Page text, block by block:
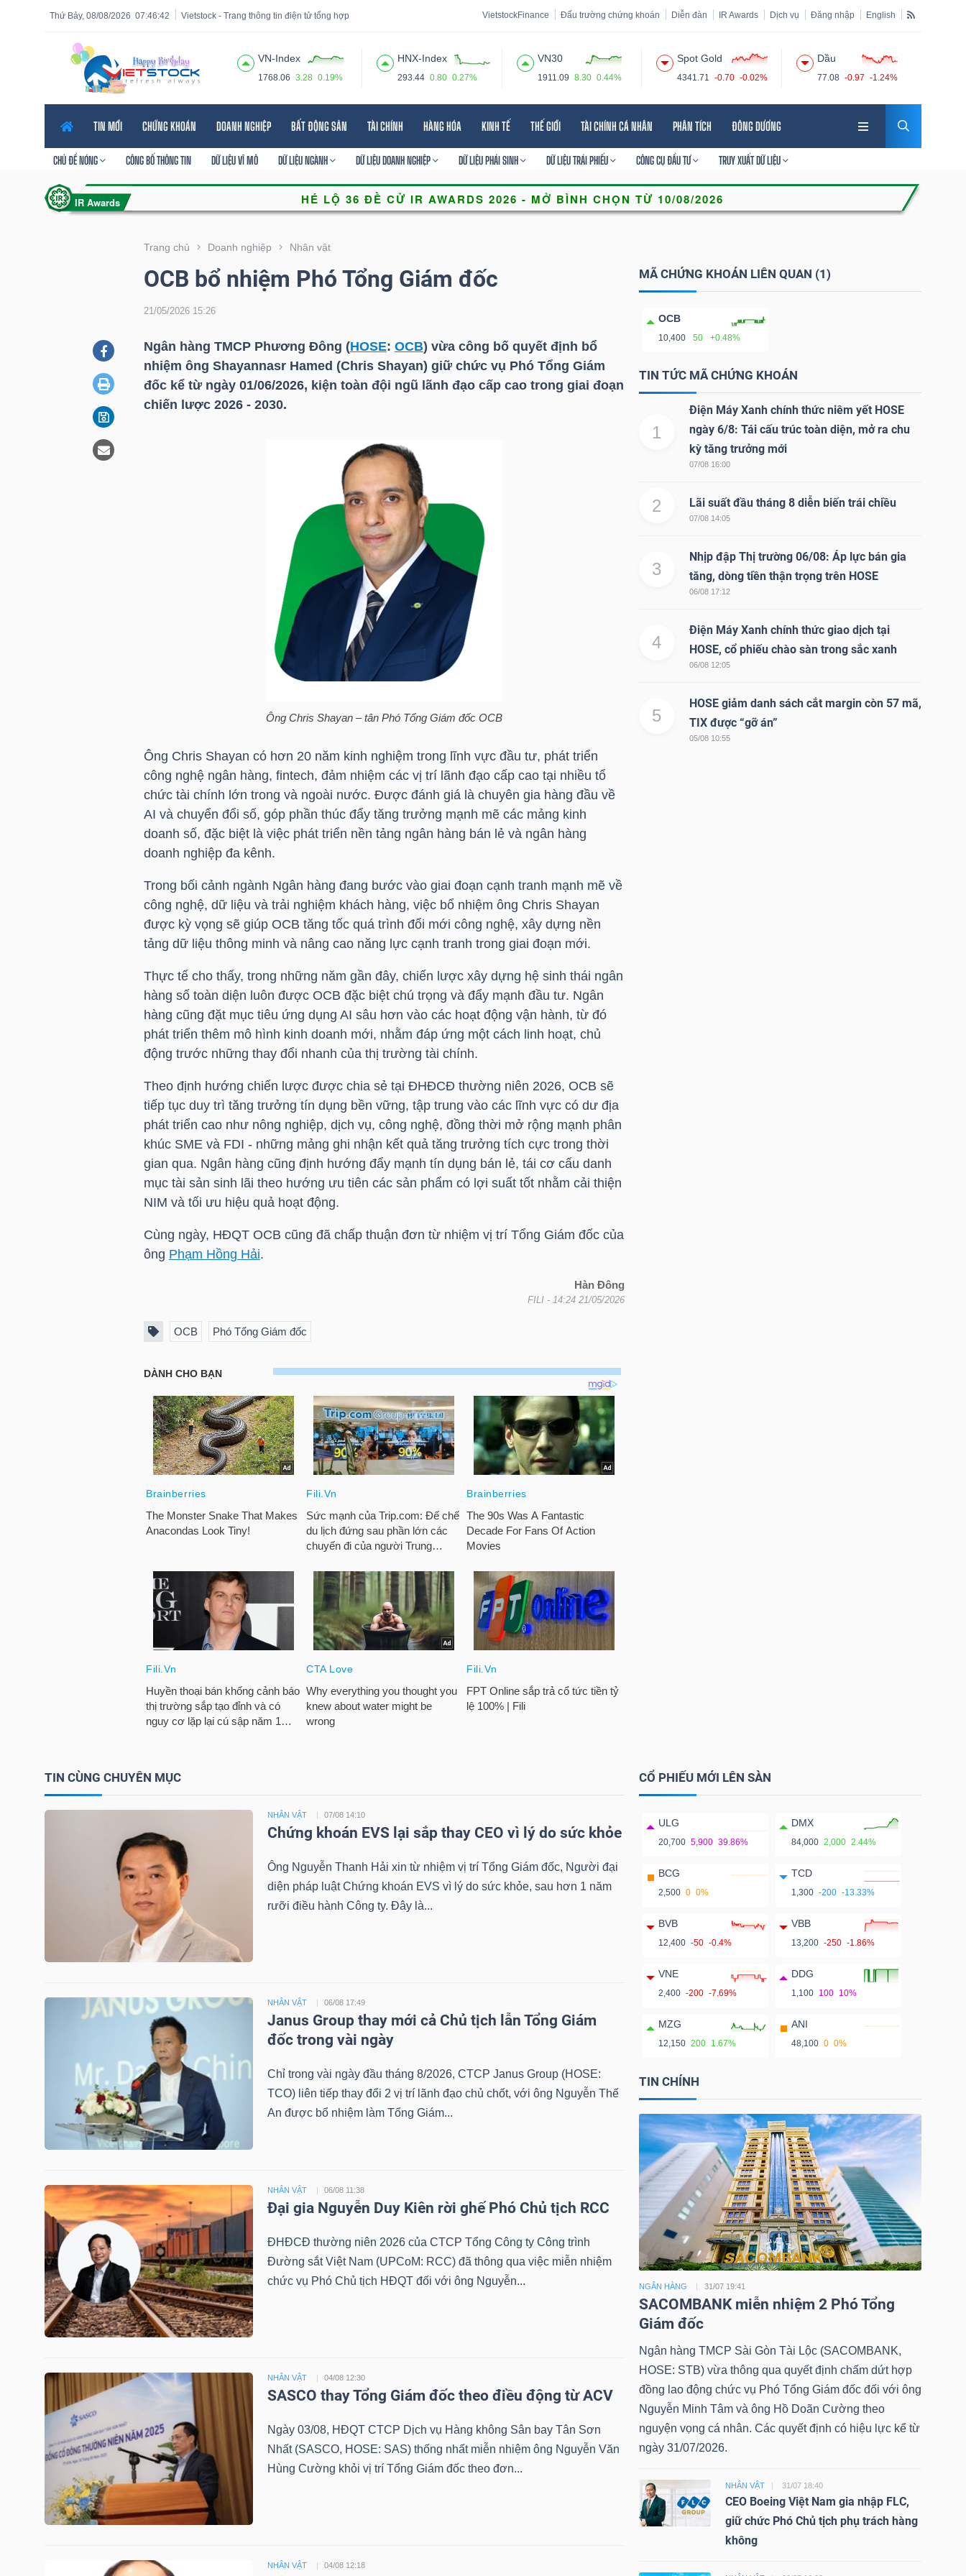
07:46:44
Thứ Bảy, 08/08/2026 Vietstock - Trang thông tin điện tử tổng hợp VietstockFinance Đấu trường chứng khoán Diễn đàn IR Awards Dịch vụ Đăng nhập English
VN-Index
1768.06 3.28 0.19%
HNX-Index
293.44 0.80 0.27%
VN30
1911.09 8.30 0.44%
Spot Gold
4341.71 -0.70 -0.02%
Dầu
77.08 -0.97 -1.24%
TIN MỚI CHỨNG KHOÁN DOANH NGHIỆP BẤT ĐỘNG SẢN TÀI CHÍNH HÀNG HÓA KINH TẾ THẾ GIỚI TÀI CHÍNH CÁ NHÂN PHÂN TÍCH ĐÔNG DƯƠNG
CHỦ ĐỀ NÓNG CÔNG BỐ THÔNG TIN DỮ LIỆU VĨ MÔ DỮ LIỆU NGÀNH DỮ LIỆU DOANH NGHIỆP DỮ LIỆU PHÁI SINH DỮ LIỆU TRÁI PHIẾU CÔNG CỤ ĐẦU TƯ TRUY XUẤT DỮ LIỆU
Trang chủ Doanh nghiệp Nhân vật
OCB bổ nhiệm Phó Tổng Giám đốc
21/05/2026 15:26
Ngân hàng TMCP Phương Đông (HOSE: OCB) vừa công bố quyết định bổ
nhiệm ông Shayannasr Hamed (Chris Shayan) giữ chức vụ Phó Tổng Giám
đốc kể từ ngày 01/06/2026, kiện toàn đội ngũ lãnh đạo cấp cao trong giai đoạn
chiến lược 2026 - 2030.
Ông Chris Shayan – tân Phó Tổng Giám đốc OCB
Ông Chris Shayan có hơn 20 năm kinh nghiệm trong lĩnh vực đầu tư, phát triển
công nghệ ngân hàng, fintech, đảm nhiệm các vị trí lãnh đạo cấp cao tại nhiều tổ
chức tài chính lớn trong và ngoài nước. Được đánh giá là chuyên gia hàng đầu về
AI và chuyển đổi số, góp phần thúc đẩy tăng trưởng mạnh mẽ các mảng kinh
doanh số, đặc biệt là việc phát triển nền tảng ngân hàng bán lẻ và ngân hàng
doanh nghiệp đa kênh.
Trong bối cảnh ngành Ngân hàng đang bước vào giai đoạn cạnh tranh mạnh mẽ về
công nghệ, dữ liệu và trải nghiệm khách hàng, việc bổ nhiệm ông Chris Shayan
được kỳ vọng sẽ giúp OCB tăng tốc quá trình đổi mới công nghệ, xây dựng nền
tảng dữ liệu thông minh và nâng cao năng lực cạnh tranh trong giai đoạn mới.
Thực tế cho thấy, trong những năm gần đây, chiến lược xây dựng hệ sinh thái ngân
hàng số toàn diện luôn được OCB đặc biệt chú trọng và đẩy mạnh đầu tư. Ngân
hàng cũng đặt mục tiêu ứng dụng AI sâu hơn vào các hoạt động vận hành, từ đó
phát triển thêm mô hình kinh doanh mới, nhằm đáp ứng một cách linh hoạt, chủ
động trước những thay đổi nhanh của thị trường tài chính.
Theo định hướng chiến lược được chia sẻ tại ĐHĐCĐ thường niên 2026, OCB sẽ
tiếp tục duy trì tăng trưởng tín dụng bền vững, tập trung vào các lĩnh vực có dư địa
phát triển cao như nông nghiệp, dịch vụ, công nghệ, đồng thời mở rộng mạnh phân
khúc SME và FDI - những mảng ghi nhận kết quả tăng trưởng tích cực trong thời
gian qua. Ngân hàng cũng định hướng đẩy mạnh tín dụng bán lẻ, tái cơ cấu danh
mục tài sản sinh lãi theo hướng ưu tiên các sản phẩm có lợi suất tốt nhằm cải thiện
NIM và tối ưu hiệu quả hoạt động.
Cùng ngày, HĐQT OCB cũng đã chấp thuận đơn từ nhiệm vị trí Tổng Giám đốc của
ông Phạm Hồng Hải.
Hàn Đông
FILI - 14:24 21/05/2026
OCB Phó Tổng Giám đốc
MÃ CHỨNG KHOÁN LIÊN QUAN (1)
OCB
10,400 50 +0.48%
TIN TỨC MÃ CHỨNG KHOÁN
1
Điện Máy Xanh chính thức niêm yết HOSE
ngày 6/8: Tái cấu trúc toàn diện, mở ra chu
kỳ tăng trưởng mới
07/08 16:00
2 Lãi suất đầu tháng 8 diễn biến trái chiều
07/08 14:05
3
Nhịp đập Thị trường 06/08: Áp lực bán gia
tăng, dòng tiền thận trọng trên HOSE
06/08 17:12
4
Điện Máy Xanh chính thức giao dịch tại
HOSE, cổ phiếu chào sàn trong sắc xanh
06/08 12:05
5
HOSE giảm danh sách cắt margin còn 57 mã,
TIX được “gỡ án”
05/08 10:55
TIN CÙNG CHUYÊN MỤC
NHÂN VẬT 07/08 14:10
Chứng khoán EVS lại sắp thay CEO vì lý do sức khỏe
Ông Nguyễn Thanh Hải xin từ nhiệm vị trí Tổng Giám đốc, Người đại
diện pháp luật Chứng khoán EVS vì lý do sức khỏe, sau hơn 1 năm
rưỡi điều hành Công ty. Đây là...
NHÂN VẬT 06/08 17:49
Janus Group thay mới cả Chủ tịch lẫn Tổng Giám
đốc trong vài ngày
Chỉ trong vài ngày đầu tháng 8/2026, CTCP Janus Group (HOSE:
TCO) liên tiếp thay đổi 2 vị trí lãnh đạo chủ chốt, với ông Nguyễn Thế
An được bổ nhiệm làm Tổng Giám...
NHÂN VẬT 06/08 11:38
Đại gia Nguyễn Duy Kiên rời ghế Phó Chủ tịch RCC
ĐHĐCĐ thường niên 2026 của CTCP Tổng Công ty Công trình
Đường sắt Việt Nam (UPCoM: RCC) đã thông qua việc miễn nhiệm
chức vụ Phó Chủ tịch HĐQT đối với ông Nguyễn...
NHÂN VẬT 04/08 12:30
SASCO thay Tổng Giám đốc theo điều động từ ACV
Ngày 03/08, HĐQT CTCP Dịch vụ Hàng không Sân bay Tân Sơn
Nhất (SASCO, HOSE: SAS) thống nhất miễn nhiệm ông Nguyễn Văn
Hùng Cường khỏi vị trí Tổng Giám đốc theo đơn...
NHÂN VẬT 04/08 12:18
CỔ PHIẾU MỚI LÊN SÀN
ULG
20,700 5,900 39.86%
DMX
84,000 2,000 2.44%
BCG
2,500 0 0%
TCD
1,300 -200 -13.33%
BVB
12,400 -50 -0.4%
VBB
13,200 -250 -1.86%
VNE
2,400 -200 -7.69%
DDG
1,100 100 10%
MZG
12,150 200 1.67%
ANI
48,100 0 0%
TIN CHÍNH
NGÂN HÀNG 31/07 19:41
SACOMBANK miễn nhiệm 2 Phó Tổng
Giám đốc
Ngân hàng TMCP Sài Gòn Tài Lộc (SACOMBANK,
HOSE: STB) vừa thông qua quyết định chấm dứt hợp
đồng lao động chức vụ Phó Tổng Giám đốc đối với ông
Nguyễn Minh Tâm và ông Hồ Doãn Cường theo
nguyện vọng cá nhân. Các quyết định có hiệu lực kể từ
ngày 31/07/2026.
NHÂN VẬT 31/07 18:40
CEO Boeing Việt Nam gia nhập FLC,
giữ chức Phó Chủ tịch phụ trách hàng
không
Tính năng
năng
VIETSTOCK
ĐẦU
NGUYÊN
VẬT
LIỆU
NGHIỆP
TIÊU
DÙNG